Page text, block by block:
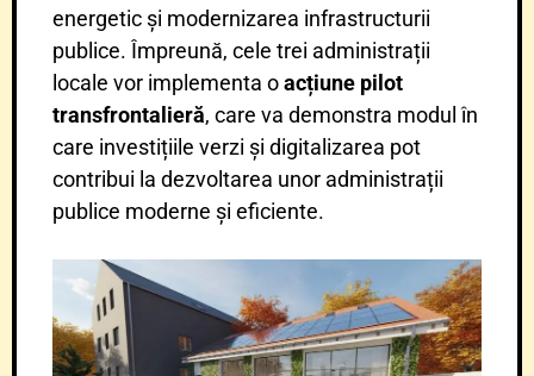
energetic și modernizarea infrastructurii
publice. Împreună, cele trei administrații
locale vor implementa oacțiune pilot
transfrontalieră, care va demonstra modul în
care investițiile verzi și digitalizarea pot
contribui la dezvoltarea unor administrații
publice moderne și eficiente.